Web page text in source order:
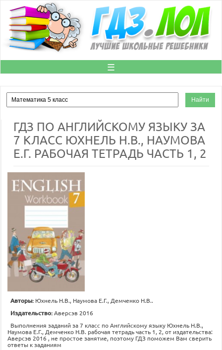
☰
ГДЗ ПО АНГЛИЙСКОМУ ЯЗЫКУ ЗА
7 КЛАСС ЮХНЕЛЬ Н.В., НАУМОВА
Е.Г. РАБОЧАЯ ТЕТРАДЬ ЧАСТЬ 1, 2
Авторы: Юхнель Н.В., Наумова Е.Г., Демченко Н.В..
Издательство:Аверсэв 2016
Выполнения заданий за 7 класс по Английскому языку Юхнель Н.В.,
Наумова Е.Г., Демченко Н.В. рабочая тетрадь часть 1, 2, от издательства:
Аверсэв 2016 , не простое занятие, поэтому ГДЗ поможем Вам сверить
ответы к заданиям